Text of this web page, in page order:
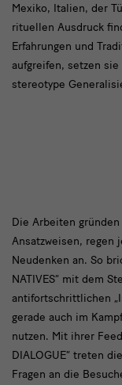
Mexiko, Italien, der
rituellen Ausdruck
Erfahrungen und
aufgreifen, setzen
stereotype
text
2
Die Arbeiten
Ansatzweisen, regen
Neudenken an. So
NATIVES“ mit dem
antifortschrittlichen
gerade auch im
nutzen. Mit ihrer
DIALOGUE“ treten
Fragen an die